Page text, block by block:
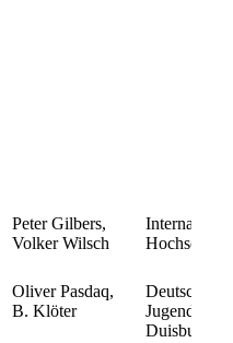
Peter Gilbers,
Volker Wilsch
Oliver Pasdaq,
B. Klöter
Deutsche
Duisburg